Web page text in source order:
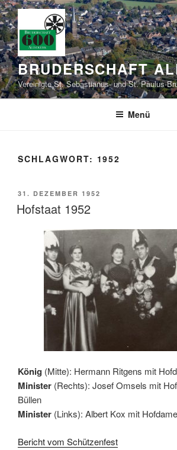
Zum
Inhalt
springen
BRUDERSCHAFT
Vereinigte St. Sebastianus- und St. Paulus-
Menü
SCHLAGWORT: 1952
VERÖFFENTLICHT
AM
31. DEZEMBER 1952
Hofstaat 1952
König (Mitte): Hermann Ritgens mit
Minister (Rechts): Josef Omsels mit
Büllen
Minister (Links): Albert Kox mit
Bericht vom Schützenfest